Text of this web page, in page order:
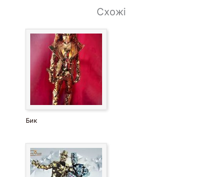
Схожі
Бик